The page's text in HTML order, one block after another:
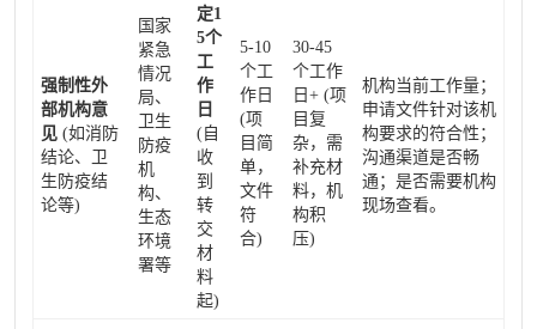
强制性外
部机构意
见 (如消防
结论、卫
生防疫结
论等)
国家
紧急
情况
局、
卫生
防疫
机
构、
生态
环境
署等
定1
5个
工
作
日
(自
收
到
转
交
材
料
起)
5-10
个工
作日
(项
目简
单，
文件
符
合)
30-45
个工作
日+ (项
目复
杂，需
补充材
料，机
构积
压)
机构当前工作量；
申请文件针对该机
构要求的符合性；
沟通渠道是否畅
通；是否需要机构
现场查看。